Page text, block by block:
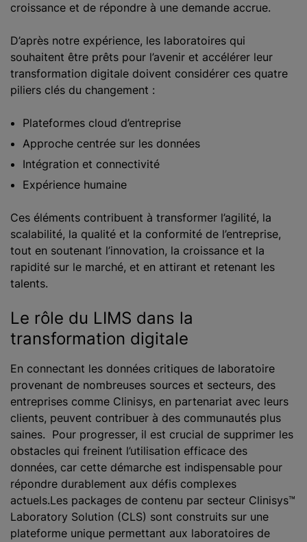
croissance et de répondre à une demande accrue.
D’après notre expérience, les laboratoires qui
souhaitent être prêts pour l’avenir et accélérer leur
transformation digitale doivent considérer ces quatre
piliers clés du changement :
Plateformes cloud d’entreprise
Approche centrée sur les données
Intégration et connectivité
Expérience humaine
Ces éléments contribuent à transformer l’agilité, la
scalabilité, la qualité et la conformité de l’entreprise,
tout en soutenant l’innovation, la croissance et la
rapidité sur le marché, et en attirant et retenant les
talents.
Le rôle du LIMS dans la
transformation digitale
En connectant les données critiques de laboratoire
provenant de nombreuses sources et secteurs, des
entreprises comme Clinisys, en partenariat avec leurs
clients, peuvent contribuer à des communautés plus
saines. Pour progresser, il est crucial de supprimer les
obstacles qui freinent l’utilisation efficace des
données, car cette démarche est indispensable pour
répondre durablement aux défis complexes
actuels.Les packages de contenu par secteur Clinisys™
Laboratory Solution (CLS) sont construits sur une
plateforme unique permettant aux laboratoires de